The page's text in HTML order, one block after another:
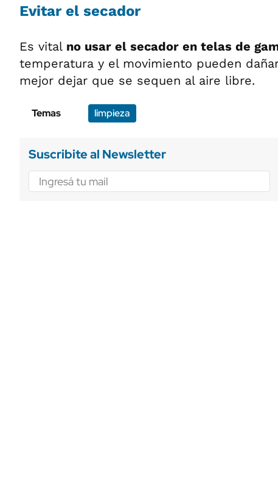
Evitar el secador
Es vital no usar el secador en telas de
temperatura y el movimiento pueden
mejor dejar que se sequen al aire libre.
Temas limpieza
Suscribite al Newsletter